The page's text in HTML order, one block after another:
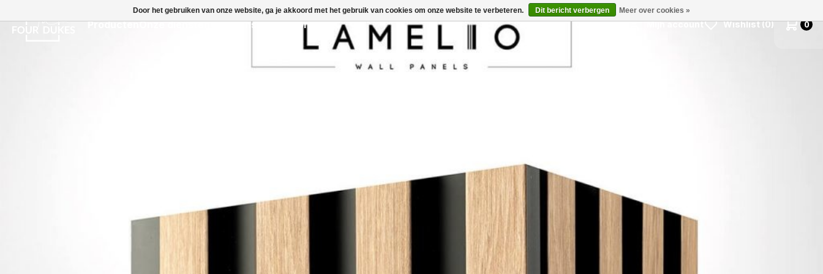
ProductenOnze dienstenOver OnsDesignContact Zoeken Mijn account Wishlist (0) 0
Door het gebruiken van onze website, ga je akkoord met het gebruik van cookies om onze website te verbeteren. Dit bericht verbergen Meer over cookies »